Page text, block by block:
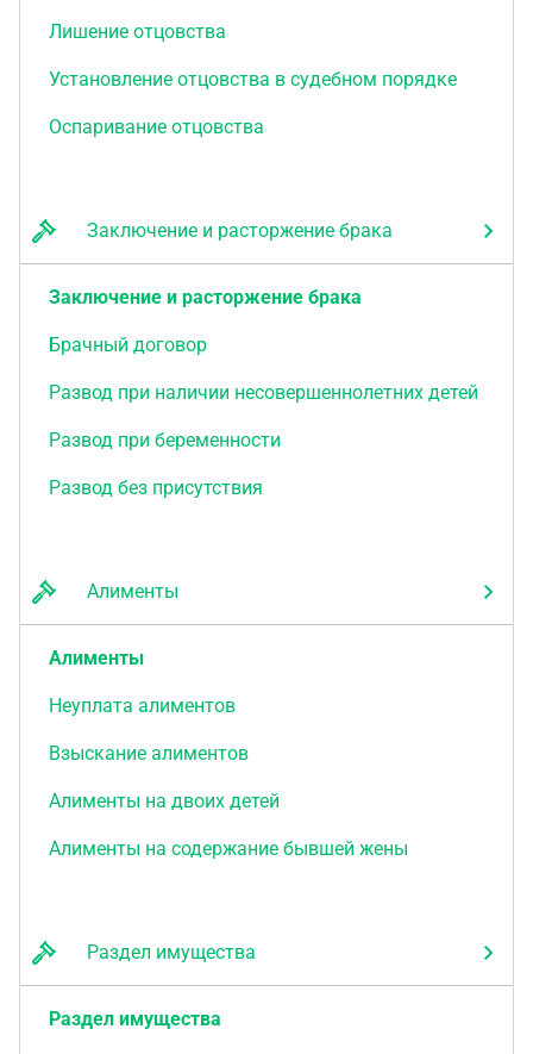
Лишение отцовства
Установление отцовства в судебном порядке
Оспаривание отцовства
Заключение и расторжение брака
Заключение и расторжение брака
Брачный договор
Развод при наличии несовершеннолетних детей
Развод при беременности
Развод без присутствия
Алименты
Алименты
Неуплата алиментов
Взыскание алиментов
Алименты на двоих детей
Алименты на содержание бывшей жены
Раздел имущества
Раздел имущества